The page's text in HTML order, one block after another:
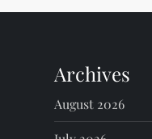
n
a
v
Archives
August 2026